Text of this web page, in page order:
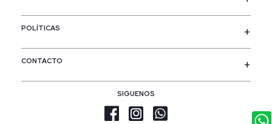
POLÍTICAS
SIGUENOS
CONTACTO